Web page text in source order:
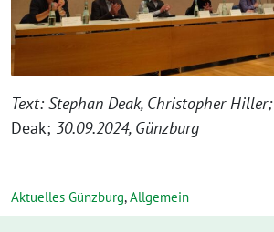
Text: Stephan Deak, Christopher
Deak; 30.09.2024, Günzburg
Aktuelles Günzburg,Allgemein